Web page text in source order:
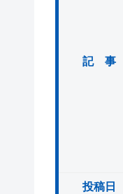
記 事
投稿日